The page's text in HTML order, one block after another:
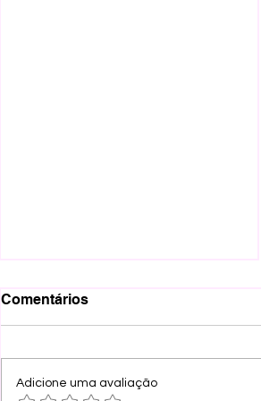
Comentários
Adicione uma avaliação